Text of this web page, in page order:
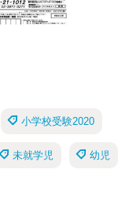
小学校受験2020
未就学児 幼児